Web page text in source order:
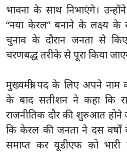
भावना के साथ निभाएंगे।
“नया केरल” बनाने के लक्ष्य
चुनाव के दौरान जनता से
चरणबद्ध तरीके से पूरा किया
मुख्यमंत्री पद के लिए अपने नाम
के बाद सतीशन ने कहा कि
राजनीतिक दौर की शुरुआत होने
कि केरल की जनता ने दस वर्षों
समाप्त कर यूडीएफ को भारी